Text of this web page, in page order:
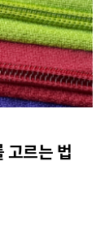
고르는 법